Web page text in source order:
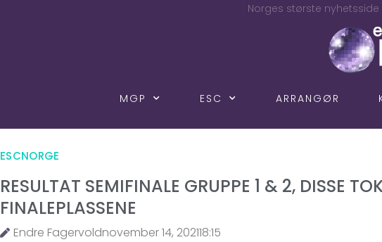
Norges største nyhetsside
MGP ESC ARRANGØR
ESCNORGE
RESULTAT SEMIFINALE GRUPPE 1 & 2, DISSE
FINALEPLASSENE
Endre Fagervoldnovember 14, 202118:15